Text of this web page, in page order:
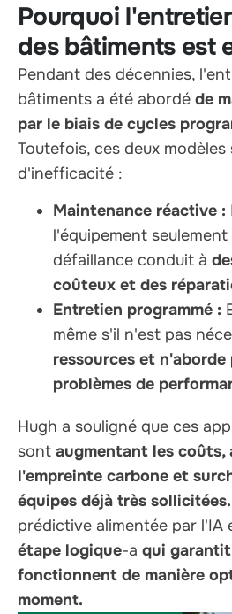
Pourquoi
des bâtiments est
Pendant des décennies,
bâtiments a été abordé de
par le biais de cycles
Toutefois, ces deux
d'inefficacité :
Maintenance réactive :
l'équipement
défaillance conduit à
coûteux et des
Entretien programmé :
même s'il n'est pas
ressources et
problèmes de
Hugh a souligné que ces
sont augmentant les coûts,
l'empreinte carbone et
équipes déjà très sollicitées.
prédictive alimentée par l'IA
étape logique-a qui
fonctionnent de manière
moment.